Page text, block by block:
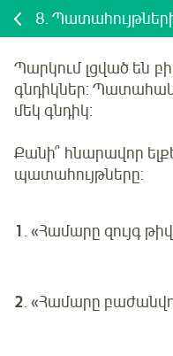
8.
Պարկում լցված են
գնդիկներ:
մեկ գնդիկ:
Քանի՞ հնարավոր
պատահույթները:
1. «Համարը զույգ թիվ
2. «Համարը